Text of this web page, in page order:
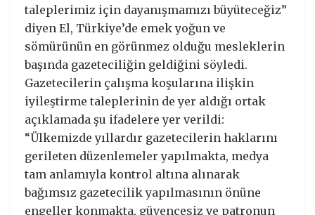
taleplerimiz için dayanışmamızı büyüteceğiz”
diyen El, Türkiye’de emek yoğun ve
sömürünün en görünmez olduğu mesleklerin
başında gazeteciliğin geldiğini söyledi.
Gazetecilerin çalışma koşularına ilişkin
iyileştirme taleplerinin de yer aldığı ortak
açıklamada şu ifadelere yer verildi:
“Ülkemizde yıllardır gazetecilerin haklarını
gerileten düzenlemeler yapılmakta, medya
tam anlamıyla kontrol altına alınarak
bağımsız gazetecilik yapılmasının önüne
engeller konmakta, güvencesiz ve patronun